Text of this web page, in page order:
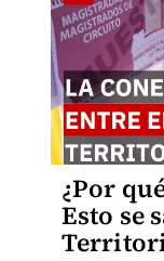
¿Por
Esto se